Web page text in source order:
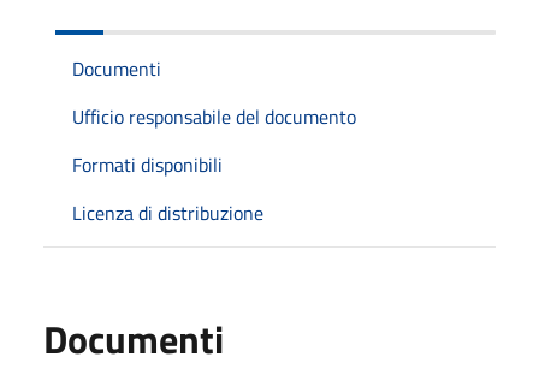
Documenti
Ufficio responsabile del documento
Formati disponibili
Licenza di distribuzione
Documenti